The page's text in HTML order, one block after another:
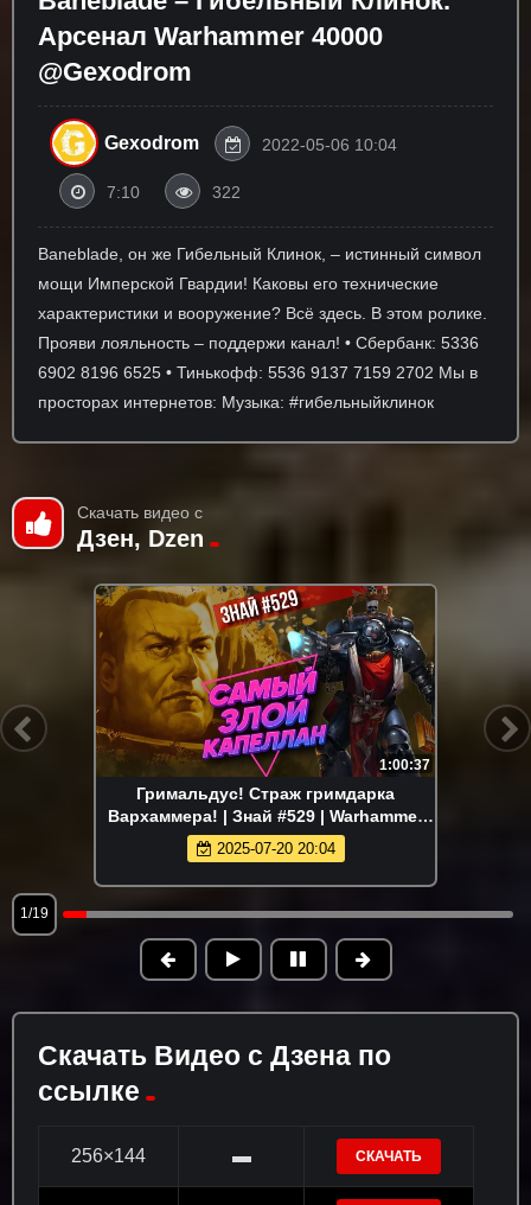
Арсенал Warhammer 40000
@Gexodrom ​
Gexodrom 2022-05-06 10:04
7:10 322
Baneblade, он же Гибельный Клинок, – истинный символ
мощи Имперской Гвардии! Каковы его технические
характеристики и вооружение? Всё здесь. В этом ролике.
Прояви лояльность – поддержи канал! • Сбербанк: 5336
6902 8196 6525 • Тинькофф: 5536 9137 7159 2702 Мы в
просторах интернетов: Музыка: #гибельныйклинок
Скачать видео с
Дзен, Dzen
1:00:37
Гримальдус! Страж гримдарка
Вархаммера! | Знай #529 | Warhammer
40000
2025-07-20 20:04
1/19
Скачать Видео с Дзена по
ссылке
256×144 ▬ СКАЧАТЬ